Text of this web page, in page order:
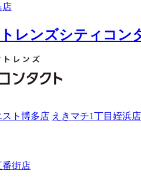
店
レンズシティコン
スト博多店 えきマチ1丁目姪浜店
番街店